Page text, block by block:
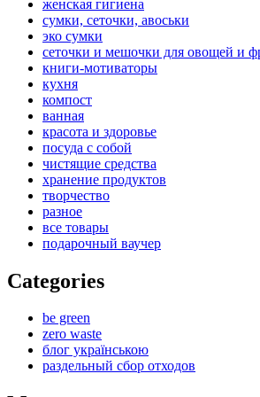
женская гигиена
сумки, сеточки, авоськи
эко сумки
сеточки и мешочки для овощей и
книги-мотиваторы
кухня
компост
ванная
красота и здоровье
посуда с собой
чистящие средства
хранение продуктов
творчество
разное
все товары
подарочный ваучер
Categories
be green
zero waste
блог українською
раздельный сбор отходов